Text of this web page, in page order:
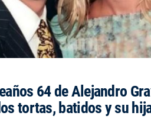
64 de Alejandro
tortas, batidos y su